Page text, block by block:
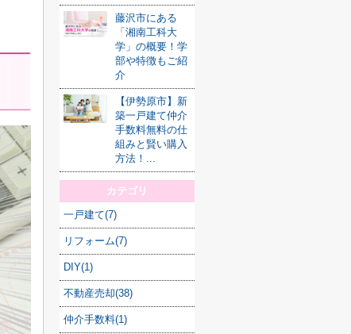
藤沢市にある
「湘南工科大
学」の概要！学
部や特徴もご紹
介
【伊勢原市】新
築一戸建て仲介
手数料無料の仕
組みと賢い購入
方法！...
カテゴリ
一戸建て(7)
リフォーム(7)
DIY(1)
不動産売却(38)
仲介手数料(1)